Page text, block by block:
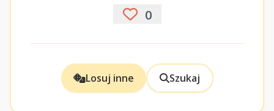
0
Losuj inne Szukaj